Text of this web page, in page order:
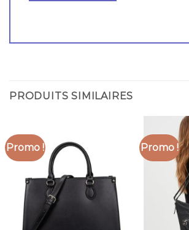
PRODUITS SIMILAIRES
Promo ! Promo !